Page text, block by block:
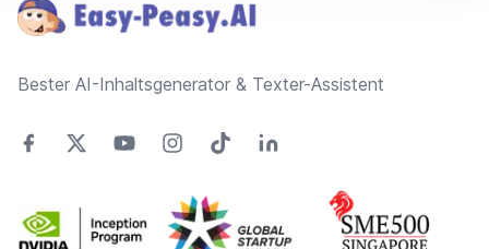
Bester AI-Inhaltsgenerator & Texter-Assistent